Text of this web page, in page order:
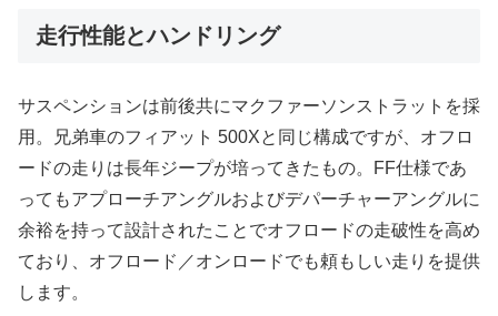
走行性能とハンドリング
サスペンションは前後共にマクファーソンストラットを採
用。兄弟車のフィアット 500Xと同じ構成ですが、オフロ
ードの走りは長年ジープが培ってきたもの。FF仕様であ
ってもアプローチアングルおよびデパーチャーアングルに
余裕を持って設計されたことでオフロードの走破性を高め
ており、オフロード／オンロードでも頼もしい走りを提供
します。